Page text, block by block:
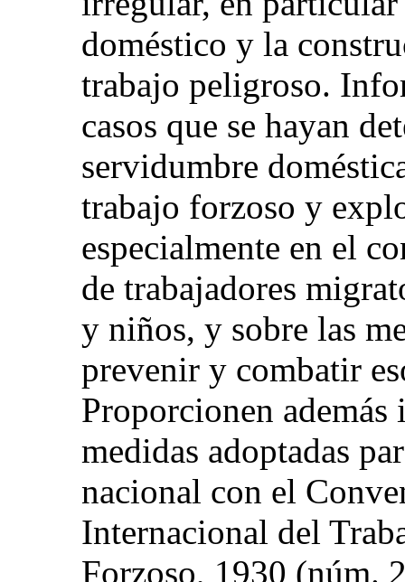
doméstico y la
trabajo peligroso.
casos que se hayan
servidumbre
trabajo forzoso y
especialmente en el
de trabajadores
y niños, y sobre las
prevenir y combatir
Proporcionen
medidas adoptadas
nacional con el
Internacional del
Forzoso, 1930 (núm.